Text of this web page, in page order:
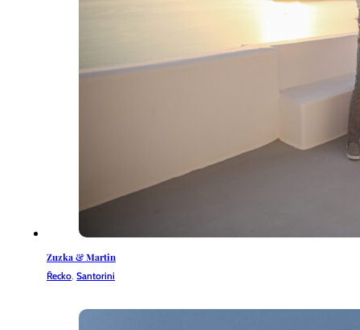
Zuzka & Martin
Řecko, Santorini